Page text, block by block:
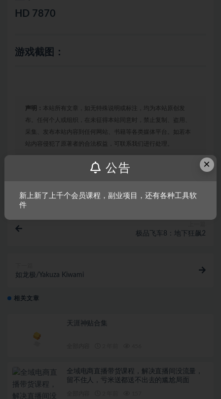
HD 7870
游戏截图：
声明： 本站所有文章，如无特殊说明或标注，均为本站原创发
布。任何个人或组织，在未征得本站同意时，禁止复制、盗用、
采集、发布本站内容到任何网站、书籍等各类媒体平台。如若本
站内容侵犯了原著者的合法权益，可联系我们进行处理。
极品飞车8：地下狂飙2
如龙极/Yakuza Kiwami
相关文章
天涯神贴合集
全域电商直播带货课程，解决直播间没流量，
留不住人，亏米送都送不出去的尴尬局面
×
公告
新上新了上千个会员课程，副业项目，还有各种工具软
件